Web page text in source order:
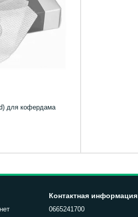
для кофердама
Контактная информация
0665241700